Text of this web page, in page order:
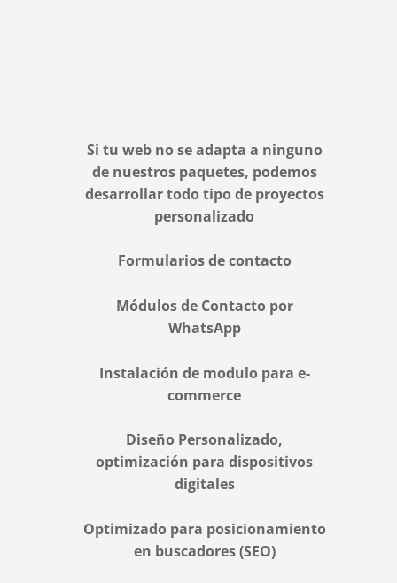
Si tu web no se adapta a ninguno
de nuestros paquetes, podemos
desarrollar todo tipo de proyectos
personalizado
Formularios de contacto
Módulos de Contacto por
WhatsApp
Instalación de modulo para e-
commerce
Diseño Personalizado,
optimización para dispositivos
digitales
Optimizado para posicionamiento
en buscadores (SEO)